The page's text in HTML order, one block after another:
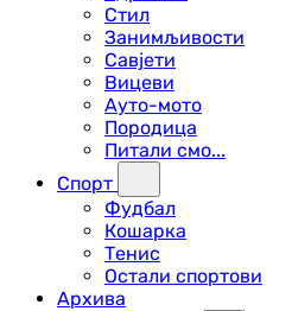
Стил
Занимљивости
Савјети
Вицеви
Ауто-мото
Породица
Питали смо...
Спорт
Фудбал
Кошарка
Тенис
Остали спортови
Архива